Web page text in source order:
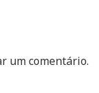
um comentário.